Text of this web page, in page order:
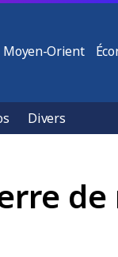
Moyen-Orient
Divers